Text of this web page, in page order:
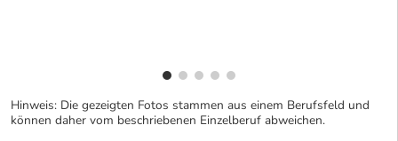
Hinweis: Die gezeigten Fotos stammen aus einem Berufsfeld und
können daher vom beschriebenen Einzelberuf abweichen.